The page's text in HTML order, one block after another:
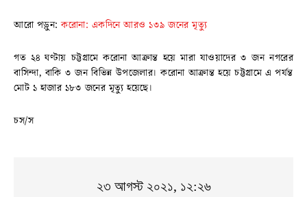
আরো পড়ুন:করোনা: একদিনে আরও ১৩৯ জনের মৃত্যু
গত ২৪ ঘণ্টায় চট্টগ্রামে করোনা আক্রান্ত হয়ে মারা যাওয়াদের ৩ জন নগরের
বাসিন্দা, বাকি ৩ জন বিভিন্ন উপজেলার। করোনা আক্রান্ত হয়ে চট্টগ্রামে এ পর্যন্ত
মোট ১ হাজার ১৮৩ জনের মৃত্যু হয়েছে।
চস/স
২৩ আগস্ট ২০২১, ১২:২৬